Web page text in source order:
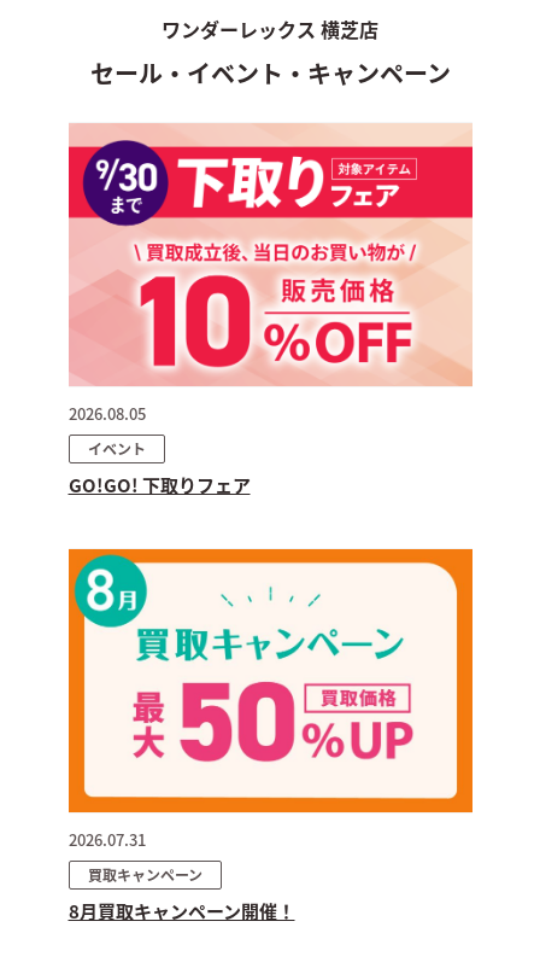
ワンダーレックス 横芝店
セール・イベント・キャンペーン
2026.08.05
イベント
GO!GO! 下取りフェア
2026.07.31
買取キャンペーン
8月買取キャンペーン開催！